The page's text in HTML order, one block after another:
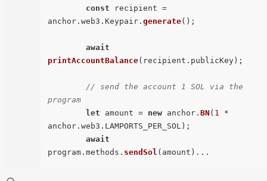
const recipient =
anchor. web3 . Keypair . generate();
await
printAccountBalance(recipient. publicKey);
// send the account 1 SOL via the
program
let amount = new anchor. BN ( 1
*
anchor. web3 . LAMPORTS_PER_SOL );
await
program. methods . sendSol